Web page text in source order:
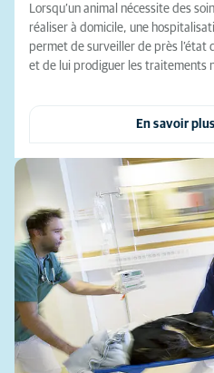
Lorsqu’un animal nécessite des
réaliser à domicile, une
permet de surveiller de près l’état
et de lui prodiguer les traitements
En savoir